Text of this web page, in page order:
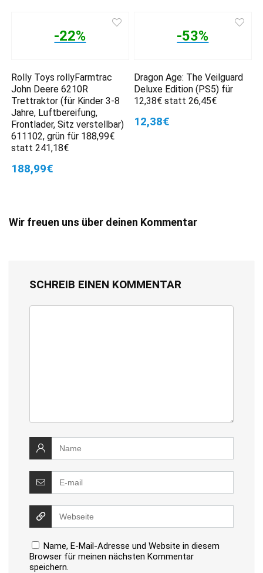
-22%
Rolly Toys rollyFarmtrac
John Deere 6210R
Trettraktor (für Kinder 3-8
Jahre, Luftbereifung,
Frontlader, Sitz verstellbar)
611102, grün für 188,99€
statt 241,18€
188,99€
-53%
Dragon Age: The Veilguard
Deluxe Edition (PS5) für
12,38€ statt 26,45€
12,38€
Wir freuen uns über deinen Kommentar
SCHREIB EINEN KOMMENTAR
Name, E-Mail-Adresse und Website in diesem
Browser für meinen nächsten Kommentar
speichern.